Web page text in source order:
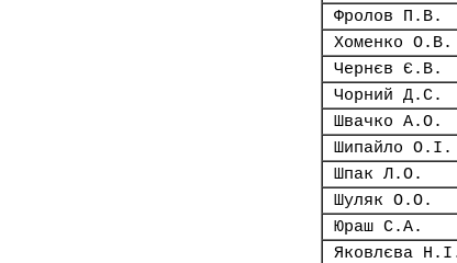
Фролов П.В.
Хоменко О.В.
Чернєв Є.В.
Чорний Д.С.
Швачко А.О.
Шипайло О.І.
Шпак Л.О.
Шуляк О.О.
Юраш С.А.
Яковлєва